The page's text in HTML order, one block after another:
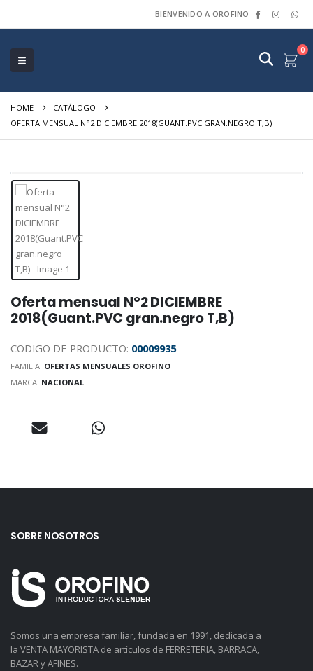
BIENVENIDO A OROFINO
0
HOME
CATÁLOGO
OFERTA MENSUAL N°2 DICIEMBRE 2018(GUANT.PVC GRAN.NEGRO T,B)
Oferta mensual N°2 DICIEMBRE
2018(Guant.PVC gran.negro T,B)
CODIGO DE PRODUCTO: 00009935
FAMILIA: OFERTAS MENSUALES OROFINO
MARCA: NACIONAL
SOBRE NOSOTROS
Somos una empresa familiar, fundada en 1991, dedicada a
la VENTA MAYORISTA de artículos de FERRETERIA, BARRACA,
BAZAR y AFINES.